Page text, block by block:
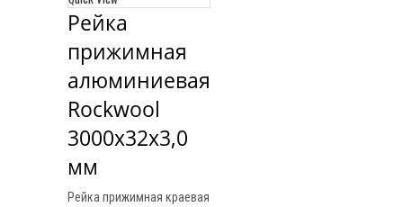
Рейка
прижимная
алюминиевая
Rockwool
3000x32x3,0
мм
Рейка прижимная краевая